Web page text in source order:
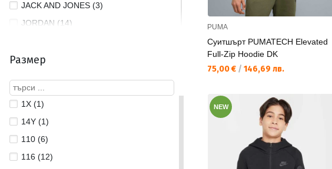
JACK AND JONES (3)
JORDAN (14)
NIKE (135)
QUIKSILVER (2)
REEBOK (13)
THE NORTH FACE (1)
TOMMY JEANS (2)
UNDER ARMOUR (25)
Размер
1X (1)
14Y (1)
110 (6)
116 (12)
PUMA
Суитшърт PUMATECH Elevated
Full-Zip Hoodie DK
Текуща цена:
75,00 € / 146,69 лв.
NEW